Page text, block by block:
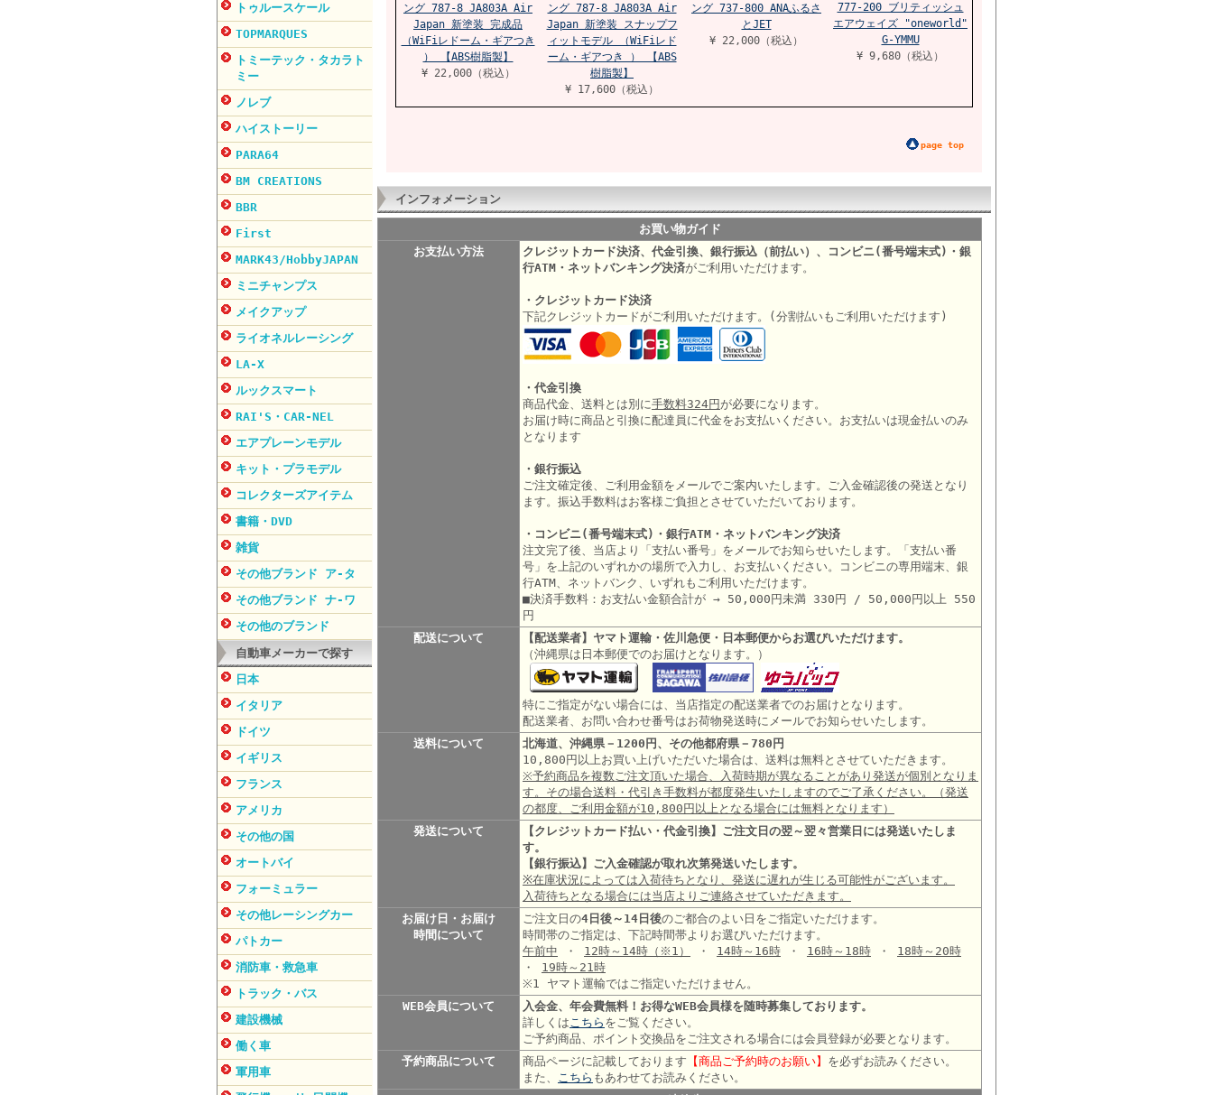
トゥルースケール
TOPMARQUES
トミーテック・タカラト
ミー
ノレブ
ハイストーリー
PARA64
BM CREATIONS
BBR
First
MARK43/HobbyJAPAN
ミニチャンプス
メイクアップ
ライオネルレーシング
LA-X
ルックスマート
RAI'S・CAR-NEL
エアプレーンモデル
キット・プラモデル
コレクターズアイテム
書籍・DVD
雑貨
その他ブランド ア-タ
その他ブランド ナ-ワ
その他のブランド
自動車メーカーで探す
日本
イタリア
ドイツ
イギリス
フランス
アメリカ
その他の国
オートバイ
フォーミュラー
その他レーシングカー
パトカー
消防車・救急車
トラック・バス
建設機械
働く車
軍用車
ング 787-8 JA803A Air
Japan 新塗装 完成品
（WiFiレドーム・ギアつき
） 【ABS樹脂製】
¥ 22,000（税込）
ング 787-8 JA803A Air
Japan 新塗装 スナップフ
ィットモデル （WiFiレド
ーム・ギアつき ） 【ABS
樹脂製】
¥ 17,600（税込）
ング 737-800 ANAふるさ
とJET
¥ 22,000（税込）
777-200 ブリティッシュ
エアウェイズ "oneworld"
G-YMMU
¥ 9,680（税込）
page top
インフォメーション
お買い物ガイド
お支払い方法
クレジットカード決済、代金引換、銀行振込（前払い）、コンビニ(番号端末式)・銀
行ATM・ネットバンキング決済がご利用いただけます。
・クレジットカード決済
下記クレジットカードがご利用いただけます。(分割払いもご利用いただけます)
・代金引換
商品代金、送料とは別に手数料324円 が必要になります。
お届け時に商品と引換に配達員に代金をお支払いください。お支払いは現金払いのみ
となります
・銀行振込
ご注文確定後、ご利用金額をメールでご案内いたします。ご入金確認後の発送となり
ます。振込手数料はお客様ご負担とさせていただいております。
・コンビニ(番号端末式)・銀行ATM・ネットバンキング決済
注文完了後、当店より「支払い番号」をメールでお知らせいたします。「支払い番
号」を上記のいずれかの場所で入力し、お支払いください。コンビニの専用端末、銀
行ATM、ネットバンク、いずれもご利用いただけます。
■決済手数料：お支払い金額合計が → 50,000円未満 330円 / 50,000円以上 550
円
配送について
【配送業者】ヤマト運輸・佐川急便・日本郵便からお選びいただけます。
（沖縄県は日本郵便でのお届けとなります。）
特にご指定がない場合には、当店指定の配送業者でのお届けとなります。
配送業者、お問い合わせ番号はお荷物発送時にメールでお知らせいたします。
送料について
北海道、沖縄県－1200円、その他都府県－780円
10,800円以上お買い上げいただいた場合は、送料は無料とさせていただきます。
※予約商品を複数ご注文頂いた場合、入荷時期が異なることがあり発送が個別となりま
す。その場合送料・代引き手数料が都度発生いたしますのでご了承ください。（発送
の都度、ご利用金額が10,800円以上となる場合には無料となります）
発送について
【クレジットカード払い・代金引換】ご注文日の翌～翌々営業日には発送いたしま
す。
【銀行振込】ご入金確認が取れ次第発送いたします。
※在庫状況によっては入荷待ちとなり、発送に遅れが生じる可能性がございます。
入荷待ちとなる場合には当店よりご連絡させていただきます。
お届け日・お届け
時間について
ご注文日の4日後～14日後のご都合のよい日をご指定いただけます。
時間帯のご指定は、下記時間帯よりお選びいただけます。
午前中 ・ 12時～14時 （※1） ・ 14時～16時 ・ 16時～18時 ・ 18時～20時
・ 19時～21時
※1 ヤマト運輸ではご指定いただけません。
WEB会員について
入会金、年会費無料！お得なWEB会員様を随時募集しております。
詳しくはこちら をご覧ください。
ご予約商品、ポイント交換品をご注文される場合には会員登録が必要となります。
予約商品について
商品ページに記載しております 【商品ご予約時のお願い】 を必ずお読みください。
また、 こちら もあわせてお読みください。